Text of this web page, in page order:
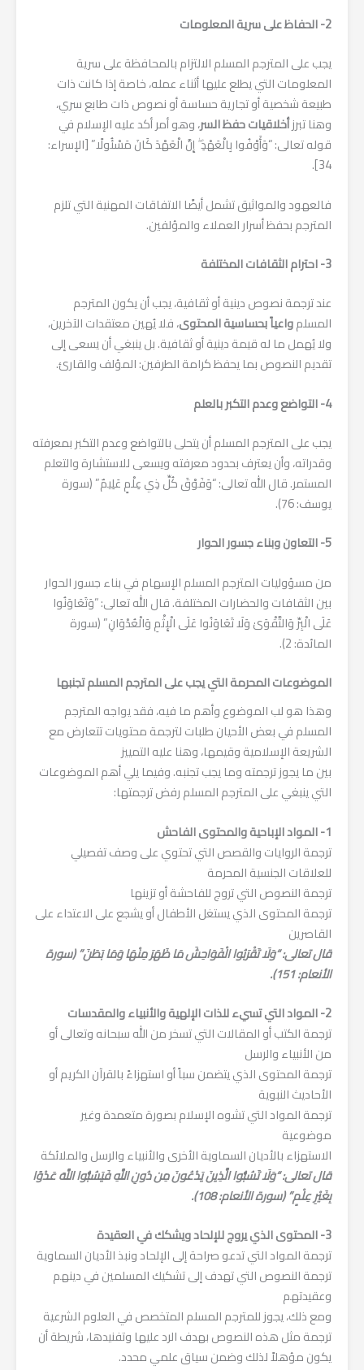
2- الحفاظ على سرية المعلومات
يجب على المترجم المسلم الالتزام بالمحافظة على سرية
المعلومات التي يطلع عليها أثناء عمله، خاصة إذا كانت ذات
طبيعة شخصية أو تجارية حساسة أو نصوص ذات طابع سري،
وهنا تبرزأخلاقيات حفظ السر، وهو أمر أكد عليه الإسلام في
قوله تعالى: “وَأَوْفُوا بِالْعَهْدِ ۖ إِنَّ الْعَهْدَ كَانَ مَسْئُولًا” [الإسراء:
34].
فالعهود والمواثيق تشمل أيضًا الاتفاقات المهنية التي تلزم
المترجم بحفظ أسرار العملاء والمؤلفين.
3- احترام الثقافات المختلفة
عند ترجمة نصوص دينية أو ثقافية، يجب أن يكون المترجم
المسلمواعياً بحساسية المحتوى، فلا يُهين معتقدات الآخرين،
ولا يُهمل ما له قيمة دينية أو ثقافية. بل ينبغي أن يسعى إلى
تقديم النصوص بما يحفظ كرامة الطرفين: المؤلف والقارئ.
4- التواضع وعدم التكبر بالعلم
يجب على المترجم المسلم أن يتحلى بالتواضع وعدم التكبر بمعرفته
وقدراته، وأن يعترف بحدود معرفته ويسعى للاستشارة والتعلم
المستمر. قال الله تعالى: “وَفَوْقَ كُلِّ ذِي عِلْمٍ عَلِيمٌ” (سورة
يوسف: 76).
5- التعاون وبناء جسور الحوار
من مسؤوليات المترجم المسلم الإسهام في بناء جسور الحوار
بين الثقافات والحضارات المختلفة. قال الله تعالى: “وَتَعَاوَنُوا
عَلَى الْبِرِّ وَالتَّقْوَىٰ وَلَا تَعَاوَنُوا عَلَى الْإِثْمِ وَالْعُدْوَانِ” (سورة
المائدة: 2).
الموضوعات المحرمة التي يجب على المترجم المسلم تجنبها
وهذا هو لب الموضوع وأهم ما فيه، فقد يواجه المترجم
المسلم في بعض الأحيان طلبات لترجمة محتويات تتعارض مع
الشريعة الإسلامية وقيمها، وهنا عليه التمييز
بين ما يجوز ترجمته وما يجب تجنبه. وفيما يلي أهم الموضوعات
التي ينبغي على المترجم المسلم رفض ترجمتها:
1- المواد الإباحية والمحتوى الفاحش
ترجمة الروايات والقصص التي تحتوي على وصف تفصيلي
للعلاقات الجنسية المحرمة
ترجمة النصوص التي تروج للفاحشة أو تزينها
ترجمة المحتوى الذي يستغل الأطفال أو يشجع على الاعتداء على
القاصرين
قال تعالى: “وَلَا تَقْرَبُوا الْفَوَاحِشَ مَا ظَهَرَ مِنْهَا وَمَا بَطَنَ” (سورة
الأنعام: 151).
2- المواد التي تسيء للذات الإلهية والأنبياء والمقدسات
ترجمة الكتب أو المقالات التي تسخر من الله سبحانه وتعالى أو
من الأنبياء والرسل
ترجمة المحتوى الذي يتضمن سباً أو استهزاءً بالقرآن الكريم أو
الأحاديث النبوية
ترجمة المواد التي تشوه الإسلام بصورة متعمدة وغير
موضوعية
الاستهزاء بالأديان السماوية الأخرى والأنبياء والرسل والملائكة
قال تعالى: “وَلَا تَسُبُّوا الَّذِينَ يَدْعُونَ مِن دُونِ اللَّهِ فَيَسُبُّوا اللَّهَ عَدْوًا
بِغَيْرِ عِلْمٍ” (سورة الأنعام: 108).
3- المحتوى الذي يروج للإلحاد ويشكك في العقيدة
ترجمة المواد التي تدعو صراحة إلى الإلحاد ونبذ الأديان السماوية
ترجمة النصوص التي تهدف إلى تشكيك المسلمين في دينهم
وعقيدتهم
ومع ذلك، يجوز للمترجم المسلم المتخصص في العلوم الشرعية
ترجمة مثل هذه النصوص بهدف الرد عليها وتفنيدها، شريطة أن
يكون مؤهلاً لذلك وضمن سياق علمي محدد.